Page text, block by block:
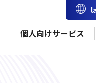
個人向けサービス